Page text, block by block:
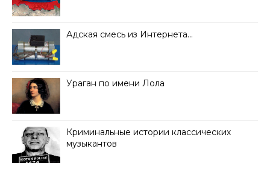
Адская смесь из Интернета…
Ураган по имени Лола
Криминальные истории классических
музыкантов